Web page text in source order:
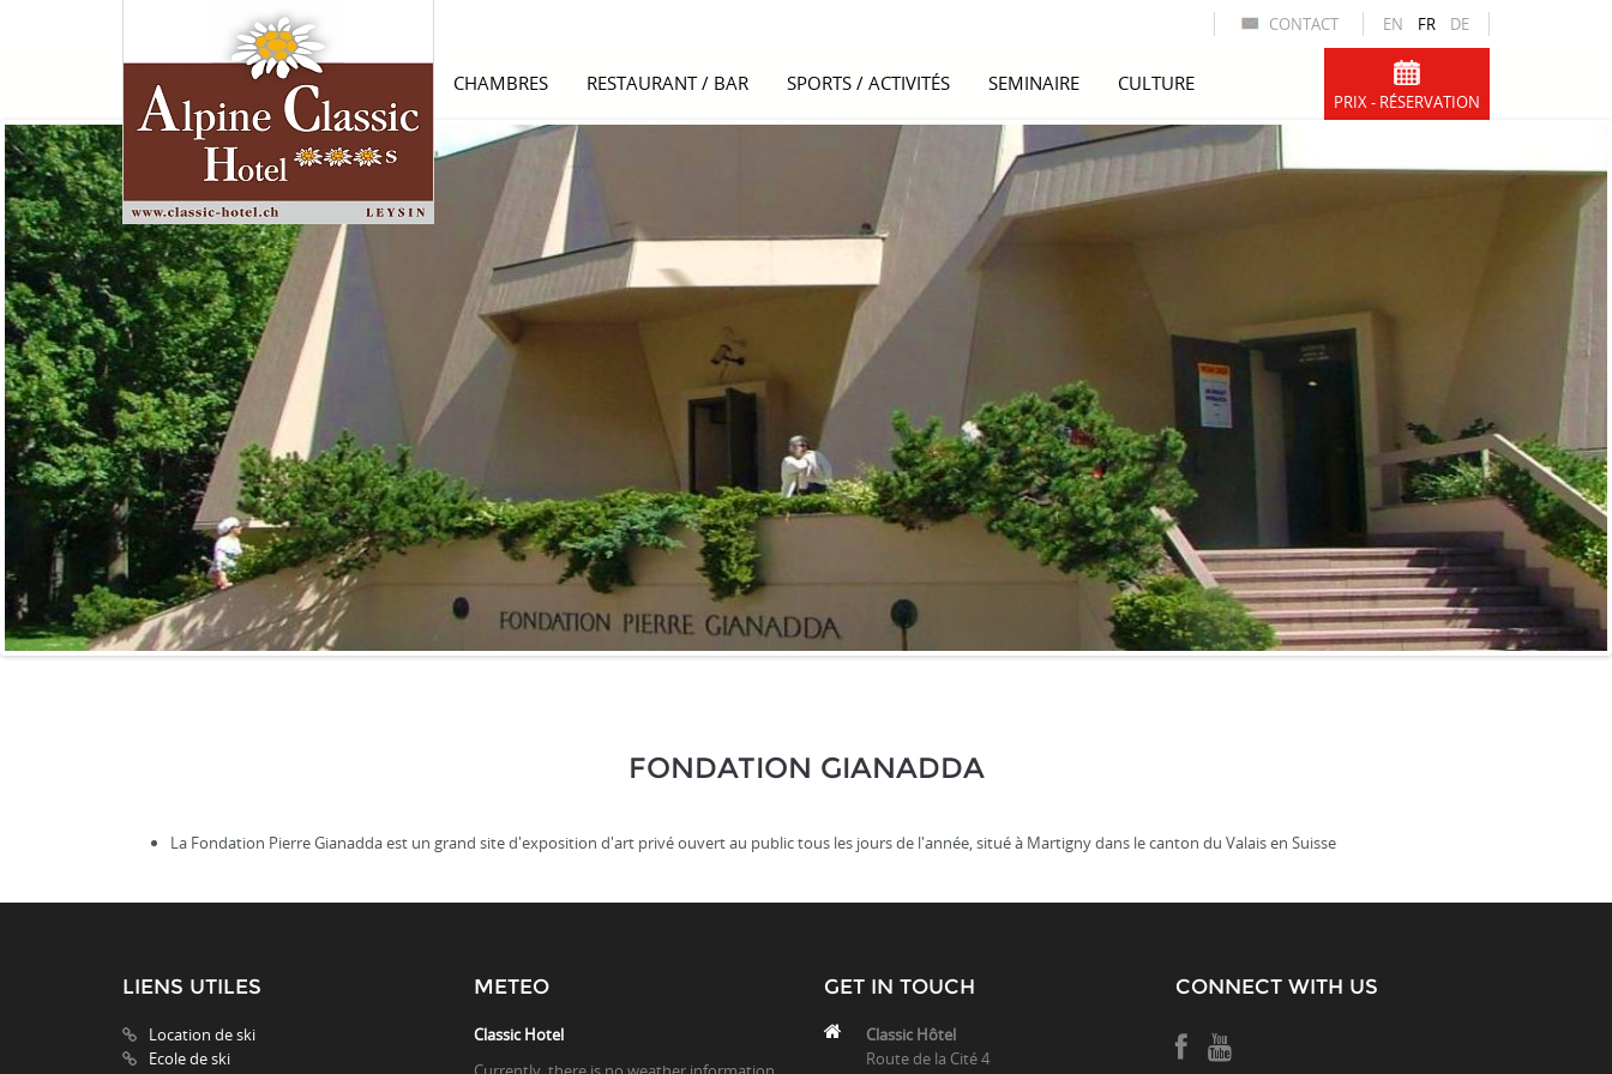
EN FR DE
CONTACT
CHAMBRES RESTAURANT / BAR SPORTS / ACTIVITÉS SEMINAIRE CULTURE
PRIX - RÉSERVATION
FONDATION GIANADDA
La Fondation Pierre Gianadda est un grand site d'exposition d'art privé ouvert au public tous les jours de l'année, situé à Martigny dans le canton du Valais en Suisse
LIENS UTILES
Location de ski
Ecole de ski
METEO
Classic Hotel
GET IN TOUCH
Classic Hôtel
Route de la Cité 4
CONNECT WITH US